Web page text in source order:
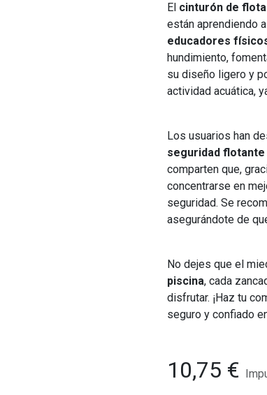
El cinturón de
están aprendiendo
educadores
hundimiento,
su diseño ligero y
actividad acuática,
Los usuarios han
seguridad flotante
comparten que,
concentrarse en
seguridad. Se
asegurándote de
No dejes que el
piscina, cada
disfrutar. ¡Haz tu
seguro y confiado
10,75 €